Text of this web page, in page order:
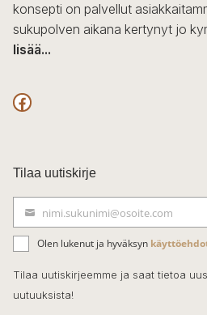
konsepti on palvellut
sukupolven aikana kertynyt jo
lisää...
F
c
e
b
o
o
k
Tilaa uutiskirje
ä
h
k
nimi.sukunimi@osoite.com
Olen lukenut ja hyväksyn
Tilaa uutiskirjeemme ja saat tietoa
uutuuksista!